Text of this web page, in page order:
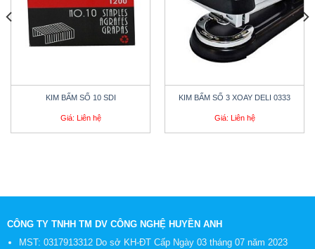
KIM BẤM SỐ 10 SDI
Giá: Liên hệ
KIM BẤM SỐ 3 XOAY DELI 0333
Giá: Liên hệ
CÔNG TY TNHH TM DV CÔNG NGHỆ HUYỀN ANH
MST: 0317913312 Do sở KH-ĐT Cấp Ngày 03 tháng 07 năm 2023